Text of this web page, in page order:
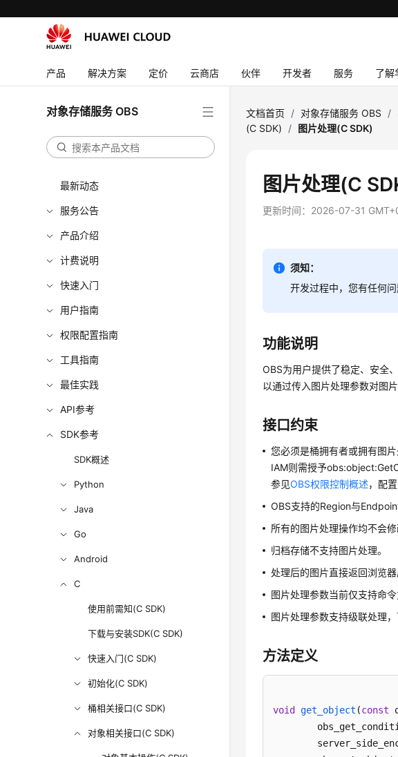
产品 解决方案 定价 云商店 伙伴 开发者 服务 了解
对象存储服务 OBS
最新动态
服务公告
产品介绍
计费说明
快速入门
用户指南
权限配置指南
工具指南
最佳实践
API参考
SDK参考
SDK概述
Python
Java
Go
Android
C
使用前需知(C SDK)
下载与安装SDK(C SDK)
快速入门(C SDK)
初始化(C SDK)
桶相关接口(C SDK)
对象相关接口(C SDK)
文档首页 / 对象存储服务 OBS /
(C SDK)
/ 图片处理(C SDK)
图片处理(C
更新时间： 2026-07-31
须知：
开发过程中，您有任何
功能说明
OBS为用户提供了稳定、安全
以通过传入图片处理参数对图
接口约束
您必须是桶拥有者或拥有图
IAM则需授予
参见OBS权限控制概述，配
OBS支持的Region与
所有的图片处理操作均不会修
归档存储不支持图片处理。
处理后的图片直接返回浏览
图片处理参数当前仅支持命
图片处理参数支持级联处理
方法定义
void get_object (const